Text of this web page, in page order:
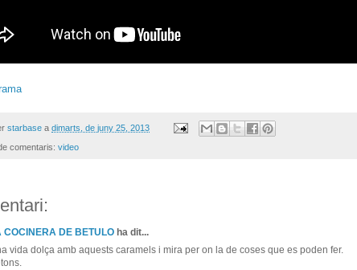
starbase a dimarts, de juny 25, 2013
comentaris: video
COCINERA DE BETULO ha dit...
vida dolça amb aquests caramels i mira per on la de coses que es poden fer.